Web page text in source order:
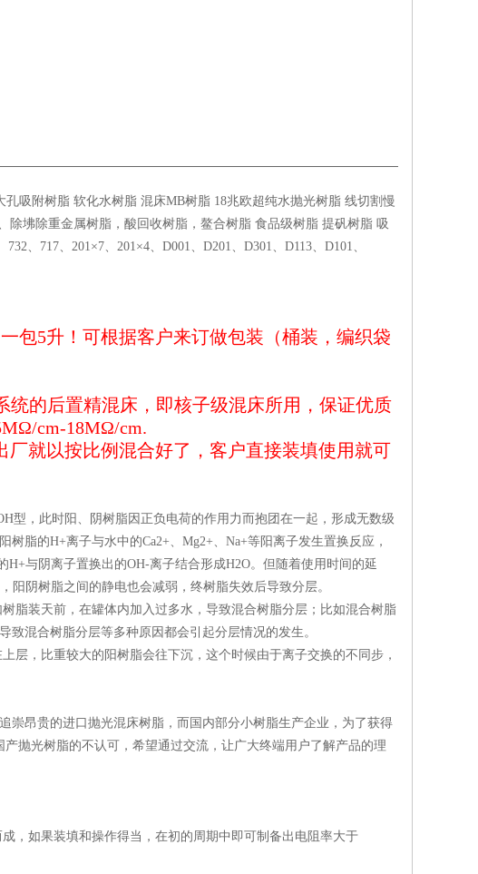
吸附树脂 软化水树脂 混床MB树脂 18兆欧超纯水抛光树脂 线切割慢
坲除重金属树脂，酸回收树脂，鳌合树脂 食品级树脂 提矾树脂 吸
、717、201×7、201×4、D001、D201、D301、D113、D101、
包5升 ！可根据客户来订做包装（桶装，编织袋
统的后置精混床，即核子级混床所用，保证优质
Ω/cm-18MΩ/cm.
就以按比例混合好了，客户直接装填使用就可
型，此时阳、阴树脂因正负电荷的作用力而抱团在一起，形成无数级
树脂的H+离子与水中的Ca2+、 Mg2+、 Na+等阳离子发生置换反应，
H+与阴离子置换出的OH-离子结合形成H2O。但随着使用时间的延
阳阴树脂之间的静电也会减弱，终树脂失效后导致分层。
脂装天前，在罐体内加入过多水，导致混合树脂分层；比如混合树脂
混合树脂分层等多种原因都会引起分层情况的发生。
层，比重较大的阳树脂会往下沉，这个时候由于离子交换的不同步，
崇昂贵的进口抛光混床树脂，而国内部分小树脂生产企业，为了获得
抛光树脂的不认可，希望通过交流，让广大终端用户了解产品的理
，如果装填和操作得当，在初的周期中即可制备出电阻率大于